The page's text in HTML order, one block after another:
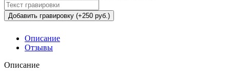
Добавить гравировку (+250 руб.)
Описание
Отзывы
Описание